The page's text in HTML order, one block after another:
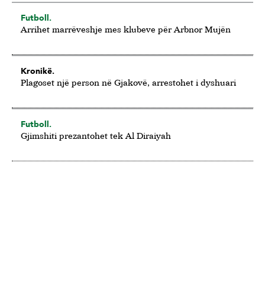
Futboll.
Arrihet marrëveshje mes klubeve për Arbnor Mujën
Kronikë.
Plagoset një person në Gjakovë, arrestohet i dyshuari
Futboll.
Gjimshiti prezantohet tek Al Diraiyah